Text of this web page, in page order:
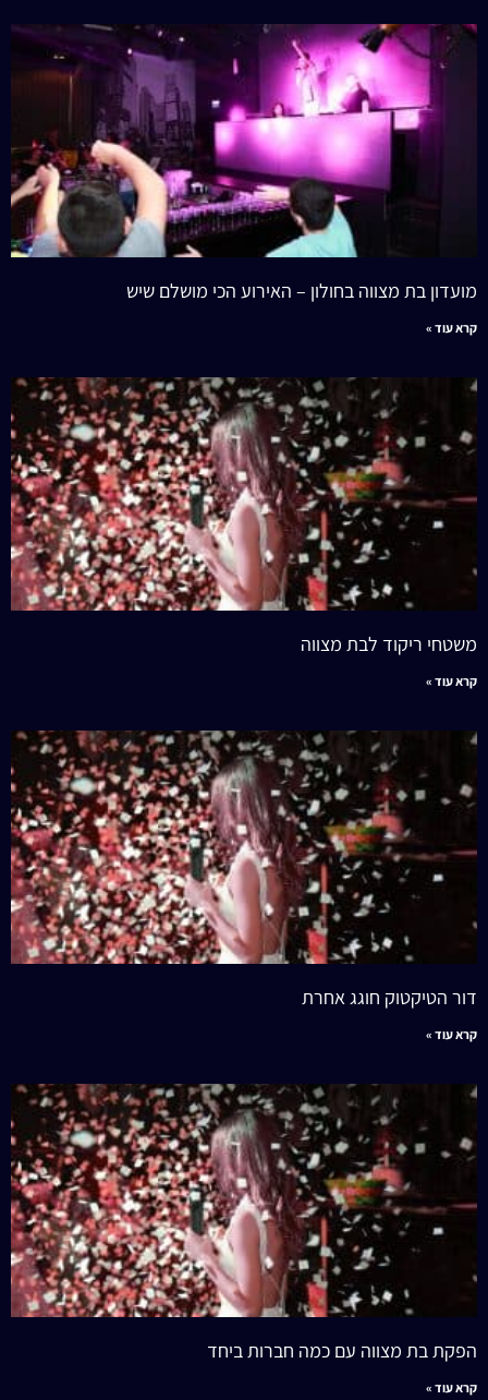
מועדון בת מצווה בחולון – האירוע הכי מושלם שיש
קרא עוד »
משטחי ריקוד לבת מצווה
קרא עוד »
דור הטיקטוק חוגג אחרת
קרא עוד »
הפקת בת מצווה עם כמה חברות ביחד
קרא עוד »